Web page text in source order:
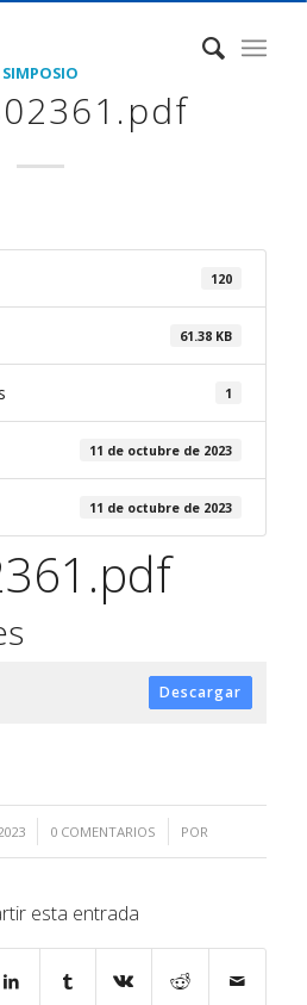
SIMPOSIO
120
61.38 KB
1
11 de octubre de 2023
11 de octubre de 2023
Descargar
0 COMENTARIOS
/ POR
esta entrada